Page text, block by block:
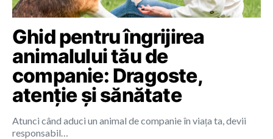
Ghid pentru îngrijirea
animalului tău de
companie: Dragoste,
atenție și sănătate
Atunci când aduci un animal de companie în viața ta, devii
responsabil…